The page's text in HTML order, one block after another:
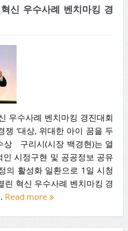
신 우수사례 벤치마킹 경
우수사례 벤치마킹 경진대회
쟁 ‘대상, 위대한 아이 꿈을 두
상 구리시(시장 백경현)는 열
인 시정구현 및 공공정보 공유
의 활성화 일환으로 1일 시청
린 혁신 우수사례 벤치마킹 경
Read more